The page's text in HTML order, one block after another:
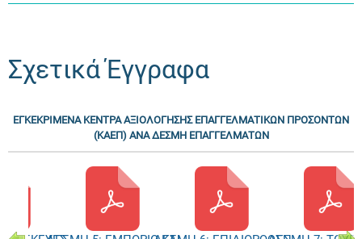
Σχετικά Έγγραφα
ΕΓΚΕΚΡΙΜΕΝΑ ΚΕΝΤΡΑ ΑΞΙΟΛΟΓΗΣΗΣ ΕΠΑΓΓΕΛΜΑΤΙΚΩΝ ΠΡΟΣΟΝΤΩΝ
(ΚΑΕΠ) ΑΝΑ ΔΕΣΜΗ ΕΠΑΓΓΕΛΜΑΤΩΝ